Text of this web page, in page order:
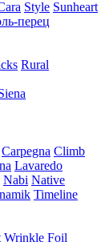
Style Sunheart
перец
Rural
Carpegna Climb
Lavaredo
Nabi Native
Timeline
Wrinkle Foil